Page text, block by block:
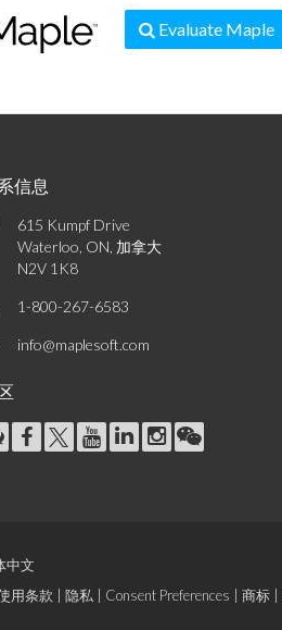
Evaluate Maple
信息
615 Kumpf Drive
Waterloo, ON, 加拿大
N2V 1K8
1-800-267-6583
info@maplesoft.com
中文
用条款 隐私 Consent Preferences 商标